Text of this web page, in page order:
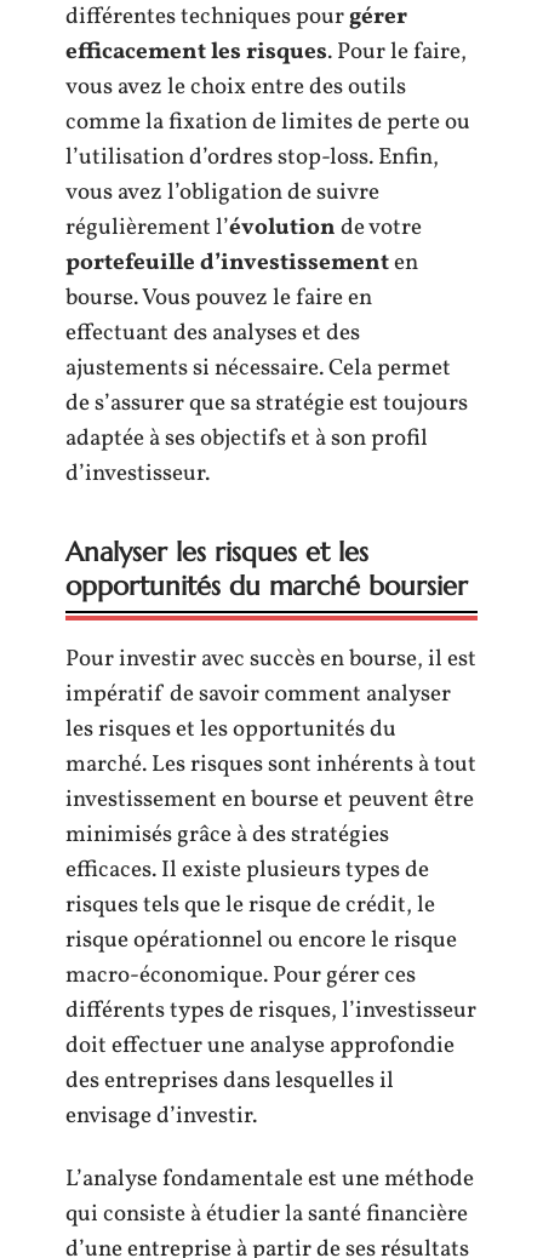
différentes techniques pourgérer
efficacement les risques. Pour le faire,
vous avez le choix entre des outils
comme la fixation de limites de perte ou
l’utilisation d’ordres stop-loss. Enfin,
vous avez l’obligation de suivre
régulièrement l’évolutionde votre
portefeuille d’investissementen
bourse. Vous pouvez le faire en
effectuant des analyses et des
ajustements si nécessaire. Cela permet
de s’assurer que sa stratégie est toujours
adaptée à ses objectifs et à son profil
d’investisseur.
Analyser les risques et les
opportunités du marché boursier
Pour investir avec succès en bourse, il est
impératif de savoir comment analyser
les risques et les opportunités du
marché. Les risques sont inhérents à tout
investissement en bourse et peuvent être
minimisés grâce à des stratégies
efficaces. Il existe plusieurs types de
risques tels que le risque de crédit, le
risque opérationnel ou encore le risque
macro-économique. Pour gérer ces
différents types de risques, l’investisseur
doit effectuer une analyse approfondie
des entreprises dans lesquelles il
envisage d’investir.
L’analyse fondamentale est une méthode
qui consiste à étudier la santé financière
d’une entreprise à partir de ses résultats